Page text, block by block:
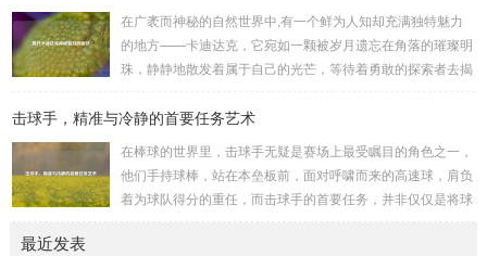
科学研究的外衣，实则干着违背人道、危害全球的勾当。 从
历史上看,生物武器的使用曾经给人类带来过惨痛的教训，在
战争时期，某些国家就曾利用细菌、病毒...
在广袤而神秘的自然世界中,有一个鲜为人知却充满独特魅力
的地方——卡迪达克，它宛如一颗被岁月遗忘在角落的璀璨明
珠，静静地散发着属于自己的光芒，等待着勇敢的探索者去揭
复杂多样的地形地貌，高耸入云的山脉连绵起伏，像是大自然
照耀下闪耀着刺眼的银光，仿佛是大自然赐予这片土地的皇
冠，而山脚下，则是一片郁郁葱葱的森林，森林里树木种类繁
多，高大的乔木遮天蔽日，阳光只能透过枝叶的缝隙...
击球手，精准与冷静的首要任务艺术
在棒球的世界里，击球手无疑是赛场上最受瞩目的角色之一，
他们手持球棒，站在本垒板前，面对呼啸而来的高速球，肩负
着为球队得分的重任，而击球手的首要任务，并非仅仅是将球
最近发表